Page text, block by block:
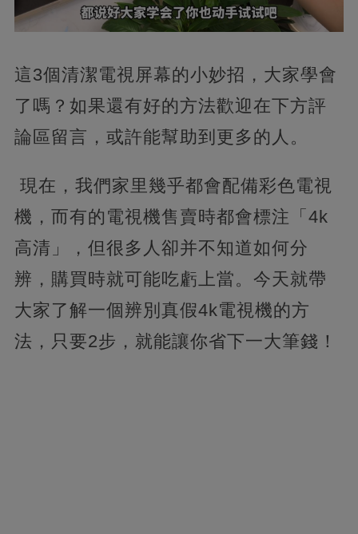
這3個清潔電視屏幕的小妙招，大家學會
了嗎？如果還有好的方法歡迎在下方評
論區留言，或許能幫助到更多的人。
現在，我們家里幾乎都會配備彩色電視
機，而有的電視機售賣時都會標注「4k
高清」，但很多人卻并不知道如何分
辨，購買時就可能吃虧上當。今天就帶
大家了解一個辨別真假4k電視機的方
法，只要2步，就能讓你省下一大筆錢！